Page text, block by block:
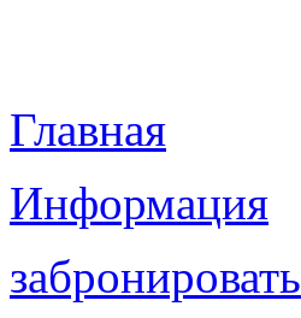
Главная
Информация
забронировать